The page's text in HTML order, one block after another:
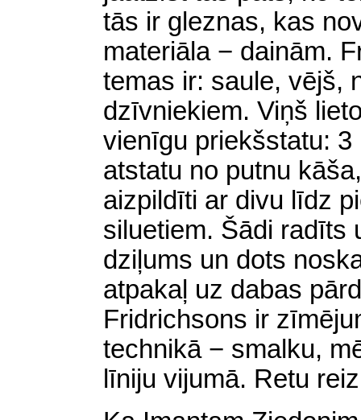
tās ir gleznas, kas
materiāla − dainām.
temas ir: saule, vējš,
dzīvniekiem. Viņš
vienīgu priekšstatu:
atstatu no putnu
aizpildīti ar divu līdz
siluetiem. Šādi radīts
dziļums un dots
atpakaļ uz dabas
Fridrichsons ir
technikā − smalku,
līniju vijumā. Retu